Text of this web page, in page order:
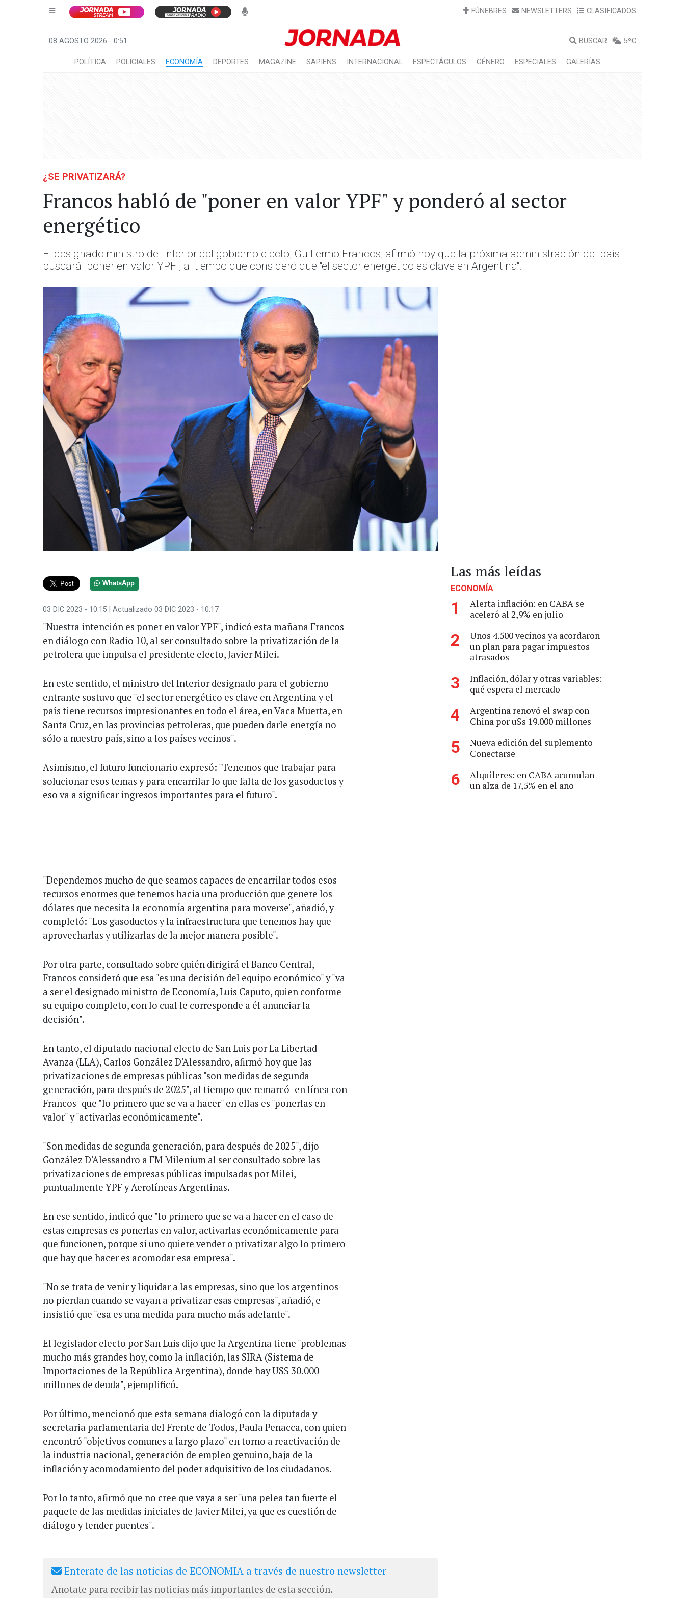
FÚNEBRES NEWSLETTERS CLASIFICADOS
08 AGOSTO 2026 - 0:51 BUSCAR 5ºC
POLÍTICA POLICIALES ECONOMÍA DEPORTES MAGAZINE SAPIENS INTERNACIONAL ESPECTÁCULOS GÉNERO ESPECIALES GALERÍAS
¿SE PRIVATIZARÁ?
Francos habló de "poner en valor YPF" y ponderó al sector
energético
El designado ministro del Interior del gobierno electo, Guillermo Francos, afirmó hoy que la próxima administración del país
buscará "poner en valor YPF", al tiempo que consideró que "el sector energético es clave en Argentina".
WhatsApp
03 DIC 2023 - 10:15 | Actualizado 03 DIC 2023 - 10:17
"Nuestra intención es poner en valor YPF", indicó esta mañana Francos
en diálogo con Radio 10, al ser consultado sobre la privatización de la
petrolera que impulsa el presidente electo, Javier Milei.
En este sentido, el ministro del Interior designado para el gobierno
entrante sostuvo que "el sector energético es clave en Argentina y el
país tiene recursos impresionantes en todo el área, en Vaca Muerta, en
Santa Cruz, en las provincias petroleras, que pueden darle energía no
sólo a nuestro país, sino a los países vecinos".
Asimismo, el futuro funcionario expresó: "Tenemos que trabajar para
solucionar esos temas y para encarrilar lo que falta de los gasoductos y
eso va a significar ingresos importantes para el futuro".
"Dependemos mucho de que seamos capaces de encarrilar todos esos
recursos enormes que tenemos hacia una producción que genere los
dólares que necesita la economía argentina para moverse", añadió, y
completó: "Los gasoductos y la infraestructura que tenemos hay que
aprovecharlas y utilizarlas de la mejor manera posible".
Por otra parte, consultado sobre quién dirigirá el Banco Central,
Francos consideró que esa "es una decisión del equipo económico" y "va
a ser el designado ministro de Economía, Luis Caputo, quien conforme
su equipo completo, con lo cual le corresponde a él anunciar la
decisión".
En tanto, el diputado nacional electo de San Luis por La Libertad
Avanza (LLA), Carlos González D'Alessandro, afirmó hoy que las
privatizaciones de empresas públicas "son medidas de segunda
generación, para después de 2025", al tiempo que remarcó -en línea con
Francos- que "lo primero que se va a hacer" en ellas es "ponerlas en
valor" y "activarlas económicamente".
"Son medidas de segunda generación, para después de 2025", dijo
González D'Alessandro a FM Milenium al ser consultado sobre las
privatizaciones de empresas públicas impulsadas por Milei,
puntualmente YPF y Aerolíneas Argentinas.
En ese sentido, indicó que "lo primero que se va a hacer en el caso de
estas empresas es ponerlas en valor, activarlas económicamente para
que funcionen, porque si uno quiere vender o privatizar algo lo primero
que hay que hacer es acomodar esa empresa".
"No se trata de venir y liquidar a las empresas, sino que los argentinos
no pierdan cuando se vayan a privatizar esas empresas", añadió, e
insistió que "esa es una medida para mucho más adelante".
El legislador electo por San Luis dijo que la Argentina tiene "problemas
mucho más grandes hoy, como la inflación, las SIRA (Sistema de
Importaciones de la República Argentina), donde hay US$ 30.000
millones de deuda", ejemplificó.
Por último, mencionó que esta semana dialogó con la diputada y
secretaria parlamentaria del Frente de Todos, Paula Penacca, con quien
encontró "objetivos comunes a largo plazo" en torno a reactivación de
la industria nacional, generación de empleo genuino, baja de la
inflación y acomodamiento del poder adquisitivo de los ciudadanos.
Por lo tanto, afirmó que no cree que vaya a ser "una pelea tan fuerte el
paquete de las medidas iniciales de Javier Milei, ya que es cuestión de
diálogo y tender puentes".
Enterate de las noticias de ECONOMIA a través de nuestro newsletter
Anotate para recibir las noticias más importantes de esta sección.
Las más leídas
ECONOMÍA
1
Alerta inflación: en CABA se
aceleró al 2,9% en julio
2
Unos 4.500 vecinos ya acordaron
un plan para pagar impuestos
atrasados
3
Inflación, dólar y otras variables:
qué espera el mercado
4
Argentina renovó el swap con
China por u$s 19.000 millones
5
Nueva edición del suplemento
Conectarse
6
Alquileres: en CABA acumulan
un alza de 17,5% en el año